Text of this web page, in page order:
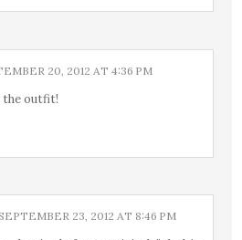
20, 2012 AT 4:36 PM
the outfit!
23, 2012 AT 8:46 PM